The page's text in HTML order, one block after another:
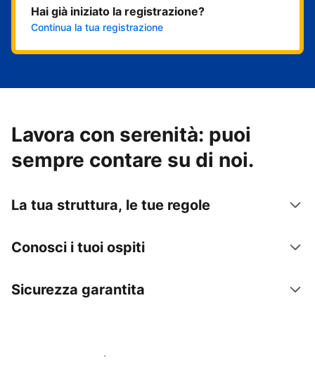
Hai già iniziato la registrazione?
Continua la tua registrazione
Lavora con serenità: puoi
sempre contare su di noi.
La tua struttura, le tue regole
Conosci i tuoi ospiti
Sicurezza garantita
Inizia subito a lavorare con noi